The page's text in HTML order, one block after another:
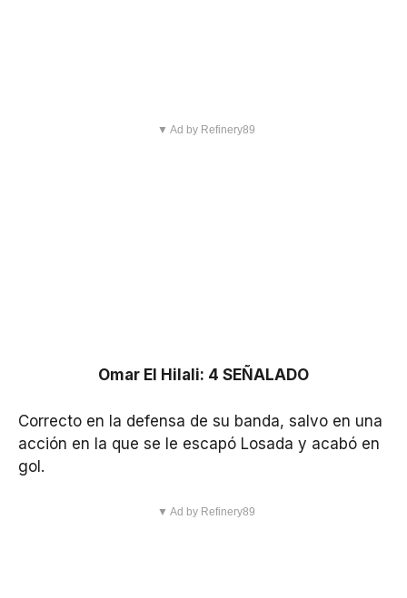
▼ Ad by Refinery89
Omar El Hilali: 4 SEÑALADO
Correcto en la defensa de su banda, salvo en una
acción en la que se le escapó Losada y acabó en
gol.
▼ Ad by Refinery89